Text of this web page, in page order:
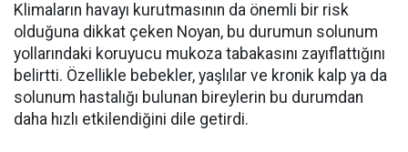
Klimaların havayı kurutmasının da önemli bir risk
olduğuna dikkat çeken Noyan, bu durumun solunum
yollarındaki koruyucu mukoza tabakasını zayıflattığını
belirtti. Özellikle bebekler, yaşlılar ve kronik kalp ya da
solunum hastalığı bulunan bireylerin bu durumdan
daha hızlı etkilendiğini dile getirdi.